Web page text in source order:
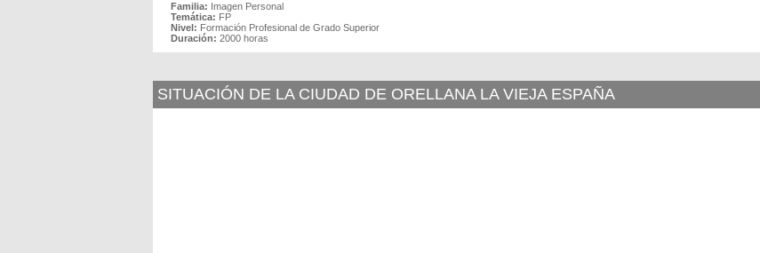
Familia: Imagen Personal
Temática: FP
Nivel: Formación Profesional de Grado Superior
Duración: 2000 horas
SITUACIÓN DE LA CIUDAD DE ORELLANA LA VIEJA ESPAÑA